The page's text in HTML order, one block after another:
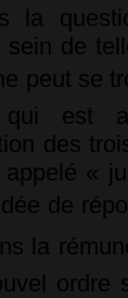
la
sein de
peut se
qui est
des
appelé «
de
la
ordre